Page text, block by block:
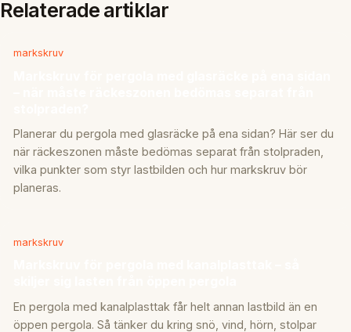
Relaterade artiklar
markskruv
Planerar du pergola med glasräcke på ena sidan? Här ser du
när räckeszonen måste bedömas separat från stolpraden,
vilka punkter som styr lastbilden och hur markskruv bör
planeras.
markskruv
En pergola med kanalplasttak får helt annan lastbild än en
öppen pergola. Så tänker du kring snö, vind, hörn, stolpar